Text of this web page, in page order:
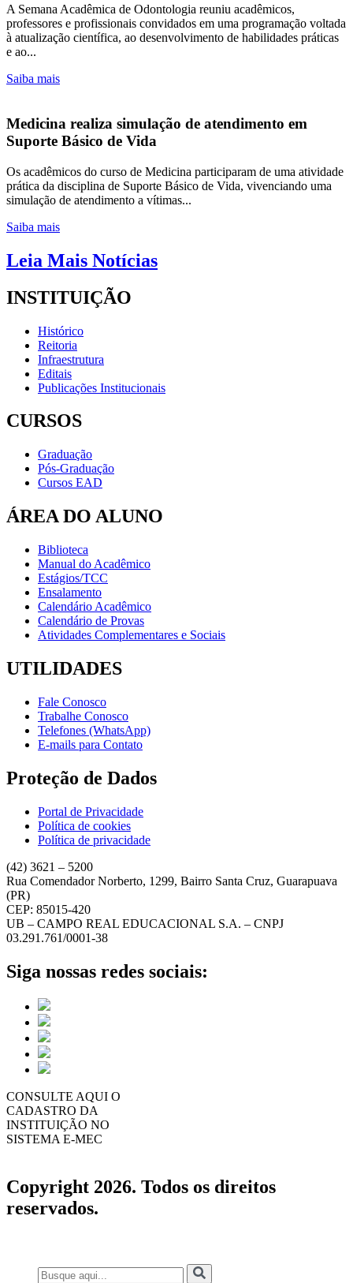
A Semana Acadêmica de Odontologia reuniu acadêmicos,
professores e profissionais convidados em uma programação voltada
à atualização científica, ao desenvolvimento de habilidades práticas
e ao...
Saiba mais
Medicina realiza simulação de atendimento em
Suporte Básico de Vida
Os acadêmicos do curso de Medicina participaram de uma atividade
prática da disciplina de Suporte Básico de Vida, vivenciando uma
simulação de atendimento a vítimas...
Saiba mais
Leia Mais Notícias
INSTITUIÇÃO
Histórico
Reitoria
Infraestrutura
Editais
Publicações Institucionais
CURSOS
Graduação
Pós-Graduação
Cursos EAD
ÁREA DO ALUNO
Biblioteca
Manual do Acadêmico
Estágios/TCC
Ensalamento
Calendário Acadêmico
Calendário de Provas
Atividades Complementares e Sociais
UTILIDADES
Fale Conosco
Trabalhe Conosco
Telefones (WhatsApp)
E-mails para Contato
Proteção de Dados
Portal de Privacidade
Política de cookies
Política de privacidade
(42) 3621 – 5200
Rua Comendador Norberto, 1299, Bairro Santa Cruz, Guarapuava
(PR)
CEP: 85015-420
UB – CAMPO REAL EDUCACIONAL S.A. – CNPJ
03.291.761/0001-38
Siga nossas redes sociais:
CONSULTE AQUI O
CADASTRO DA
INSTITUIÇÃO NO
SISTEMA E-MEC
Copyright 2026. Todos os direitos
reservados.